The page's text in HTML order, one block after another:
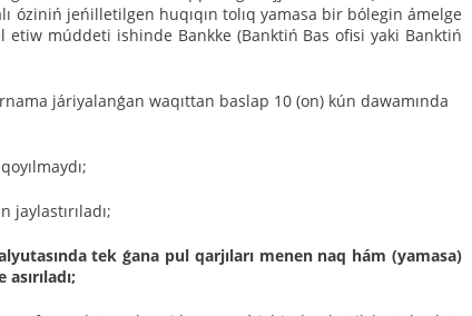
óziniń jeńilletilgen huqıqın tolıq yamasa bir bólegin ámelge
etiw múddeti ishinde Bankke (Banktiń Bas ofisi yaki Banktiń
járiyalanǵan waqıttan baslap 10 (on) kún dawamında
jaylastırıladı;
tek ǵana pul qarjıları menen naq hám (yamasa)